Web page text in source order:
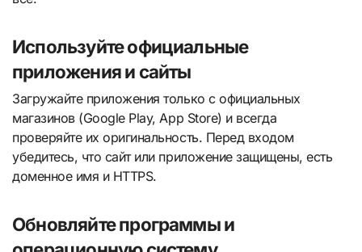
Используйте официальные
приложения и сайты
Загружайте приложения только с официальных
магазинов (Google Play, App Store) и всегда
проверяйте их оригинальность. Перед входом
убедитесь, что сайт или приложение защищены, есть
доменное имя и HTTPS.
Обновляйте программы и